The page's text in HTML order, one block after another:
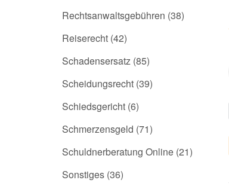
Rechtsanwaltsgebühren (38)
Reiserecht (42)
Schadensersatz (85)
Scheidungsrecht (39)
Schiedsgericht (6)
Schmerzensgeld (71)
Schuldnerberatung Online (21)
Sonstiges (36)